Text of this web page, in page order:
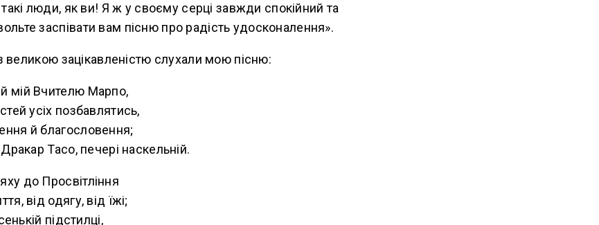
такі люди, як ви! Я ж у своєму серці завжди спокійний та
заспівати вам пісню про радість удосконалення».
великою зацікавленістю слухали мою пісню:
мій Вчителю Марпо,
усіх позбавлятись,
й благословення;
Тасо, печері наскельній.
до Просвітління
від одягу, від їжі;
підстилці,